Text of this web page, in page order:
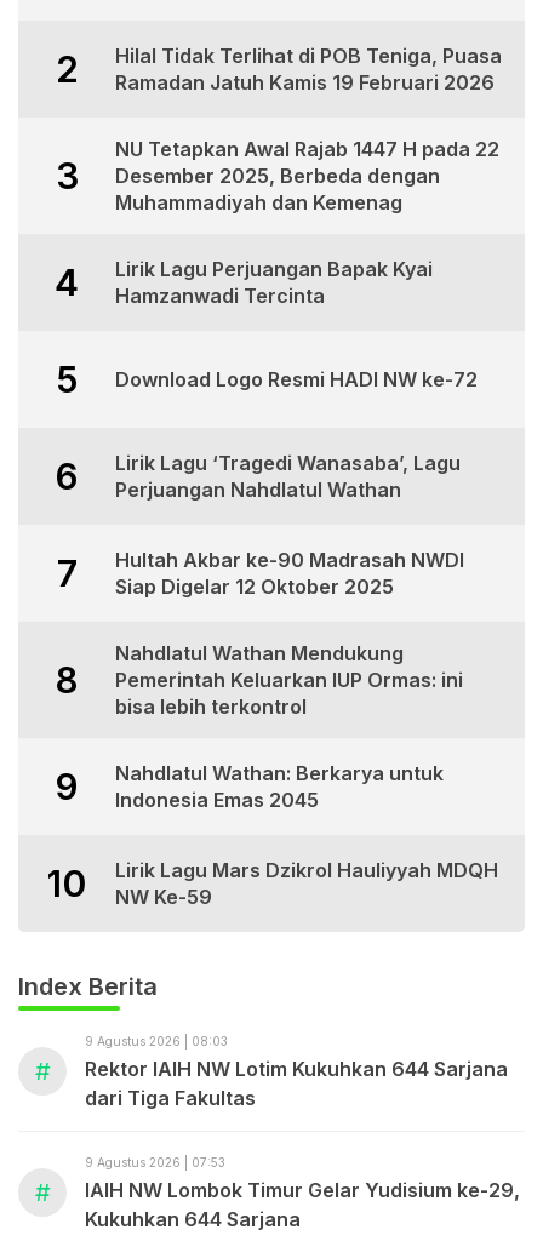
2
Hilal Tidak Terlihat di POB Teniga, Puasa
Ramadan Jatuh Kamis 19 Februari 2026
3
NU Tetapkan Awal Rajab 1447 H pada 22
Desember 2025, Berbeda dengan
Muhammadiyah dan Kemenag
4
Lirik Lagu Perjuangan Bapak Kyai
Hamzanwadi Tercinta
5 Download Logo Resmi HADI NW ke-72
6
Lirik Lagu ‘Tragedi Wanasaba’, Lagu
Perjuangan Nahdlatul Wathan
7
Hultah Akbar ke-90 Madrasah NWDI
Siap Digelar 12 Oktober 2025
8
Nahdlatul Wathan Mendukung
Pemerintah Keluarkan IUP Ormas: ini
bisa lebih terkontrol
9
Nahdlatul Wathan: Berkarya untuk
Indonesia Emas 2045
10
Lirik Lagu Mars Dzikrol Hauliyyah MDQH
NW Ke-59
Index Berita
#
9 Agustus 2026 | 08:03
Rektor IAIH NW Lotim Kukuhkan 644 Sarjana
dari Tiga Fakultas
#
9 Agustus 2026 | 07:53
IAIH NW Lombok Timur Gelar Yudisium ke-29,
Kukuhkan 644 Sarjana